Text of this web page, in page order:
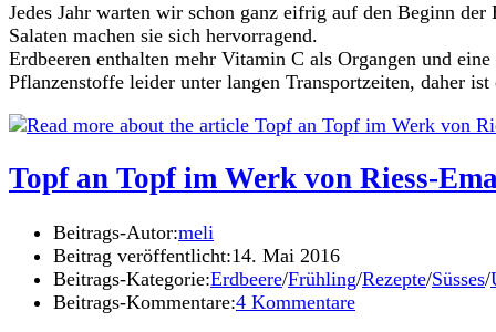
Jedes Jahr warten wir schon ganz eifrig auf den Beginn
Salaten machen sie sich hervorragend.
Erdbeeren enthalten mehr Vitamin C als Organgen und
Pflanzenstoffe leider unter langen Transportzeiten, daher
Topf an Topf im Werk von Riess-
Beitrags-Autor:meli
Beitrag veröffentlicht:14. Mai 2016
Beitrags-Kategorie:Erdbeere/Frühling/Rezepte/Süsses/
Beitrags-Kommentare:4 Kommentare